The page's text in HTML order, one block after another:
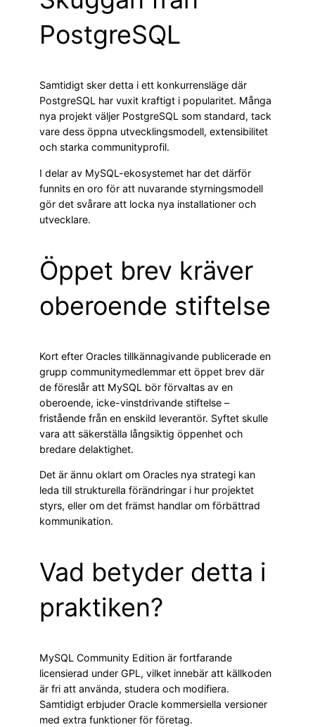
PostgreSQL
Samtidigt sker detta i ett konkurrensläge där
PostgreSQL har vuxit kraftigt i popularitet. Många
nya projekt väljer PostgreSQL som standard, tack
vare dess öppna utvecklingsmodell, extensibilitet
och starka communityprofil.
I delar av MySQL-ekosystemet har det därför
funnits en oro för att nuvarande styrningsmodell
gör det svårare att locka nya installationer och
utvecklare.
Öppet brev kräver
oberoende stiftelse
Kort efter Oracles tillkännagivande publicerade en
grupp communitymedlemmar ett öppet brev där
de föreslår att MySQL bör förvaltas av en
oberoende, icke-vinstdrivande stiftelse –
fristående från en enskild leverantör. Syftet skulle
vara att säkerställa långsiktig öppenhet och
bredare delaktighet.
Det är ännu oklart om Oracles nya strategi kan
leda till strukturella förändringar i hur projektet
styrs, eller om det främst handlar om förbättrad
kommunikation.
Vad betyder detta i
praktiken?
MySQL Community Edition är fortfarande
licensierad under GPL, vilket innebär att källkoden
är fri att använda, studera och modifiera.
Samtidigt erbjuder Oracle kommersiella versioner
med extra funktioner för företag.